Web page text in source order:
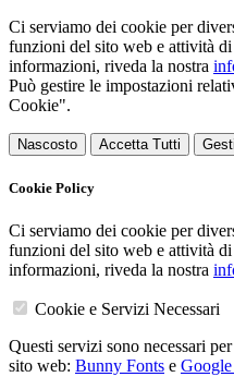
Ci serviamo dei cookie per
funzioni del sito web e attività
informazioni, riveda la nostra
Può gestire le impostazioni
Cookie".
Nascosto Accetta Tutti
Cookie Policy
Ci serviamo dei cookie per
funzioni del sito web e attività
informazioni, riveda la nostra
Cookie e Servizi Necessari
Questi servizi sono necessari
sito web: Bunny Fonts e Google